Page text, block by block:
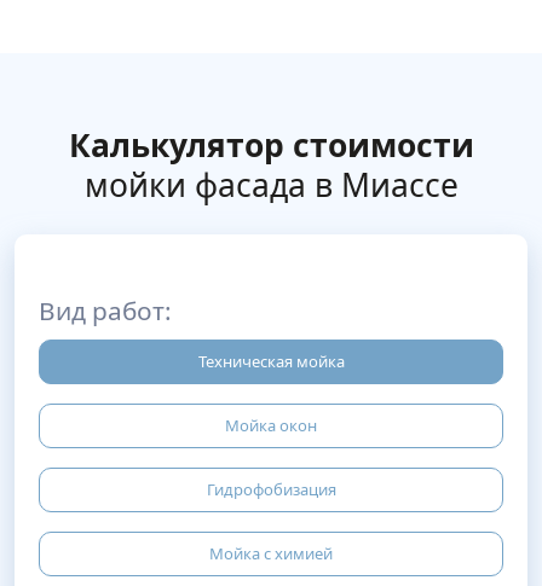
Калькулятор стоимости
мойки фасада в Миассе
Вид работ:
Техническая мойка
Мойка окон
Гидрофобизация
Мойка с химией